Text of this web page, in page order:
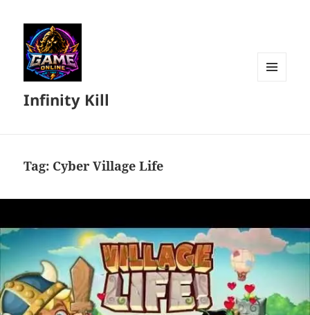
Infinity Kill
Tag: Cyber Village Life